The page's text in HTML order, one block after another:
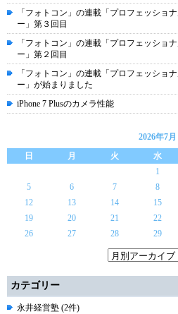
「フォトコン」の連載「プロフェッショ
ー」第３回目
「フォトコン」の連載「プロフェッショ
ー」第２回目
「フォトコン」の連載「プロフェッショ
ー」が始まりました
iPhone 7 Plusのカメラ性能
2026年7月
日
月 火 水
1
5
6 7 8
12
13 14 15
19
20 21 22
26
27 28 29
カテゴリー
永井経営塾 (2件)